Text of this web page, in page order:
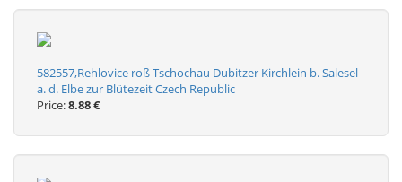
582557,Rehlovice roß Tschochau Dubitzer Kirchlein b. Salesel
a. d. Elbe zur Blütezeit Czech Republic
Price:8.88 €